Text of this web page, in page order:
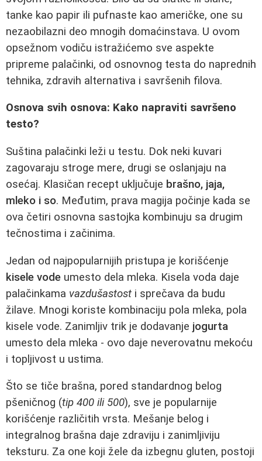
tanke kao papir ili pufnaste kao američke, one su
nezaobilazni deo mnogih domaćinstava. U ovom
opsežnom vodiču istražićemo sve aspekte
pripreme palačinki, od osnovnog testa do naprednih
tehnika, zdravih alternativa i savršenih filova.
Osnova svih osnova: Kako napraviti savršeno
testo?
Suština palačinki leži u testu. Dok neki kuvari
zagovaraju stroge mere, drugi se oslanjaju na
osećaj. Klasičan recept uključuje brašno, jaja,
mleko i so. Međutim, prava magija počinje kada se
ova četiri osnovna sastojka kombinuju sa drugim
tečnostima i začinima.
Jedan od najpopularnijih pristupa je korišćenje
kisele vode umesto dela mleka. Kisela voda daje
palačinkama vazdušastost i sprečava da budu
žilave. Mnogi koriste kombinaciju pola mleka, pola
kisele vode. Zanimljiv trik je dodavanje jogurta
umesto dela mleka - ovo daje neverovatnu mekoću
i topljivost u ustima.
Što se tiče brašna, pored standardnog belog
pšeničnog (tip 400 ili 500), sve je popularnije
korišćenje različitih vrsta. Mešanje belog i
integralnog brašna daje zdraviju i zanimljiviju
teksturu. Za one koji žele da izbegnu gluten, postoji